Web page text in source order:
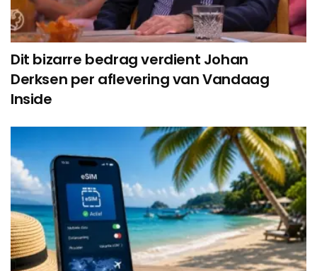
Dit bizarre bedrag verdient Johan
Derksen per aflevering van Vandaag
Inside